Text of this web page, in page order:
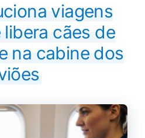
viagens
cães de
na cabine dos